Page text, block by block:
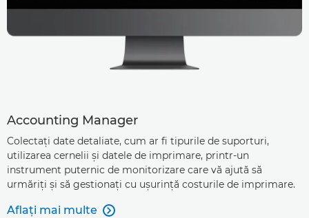
Accounting Manager
Colectaţi date detaliate, cum ar fi tipurile de suporturi,
utilizarea cernelii şi datele de imprimare, printr-un
instrument puternic de monitorizare care vă ajută să
urmăriţi şi să gestionaţi cu uşurinţă costurile de imprimare.
Aflaţi mai multe 